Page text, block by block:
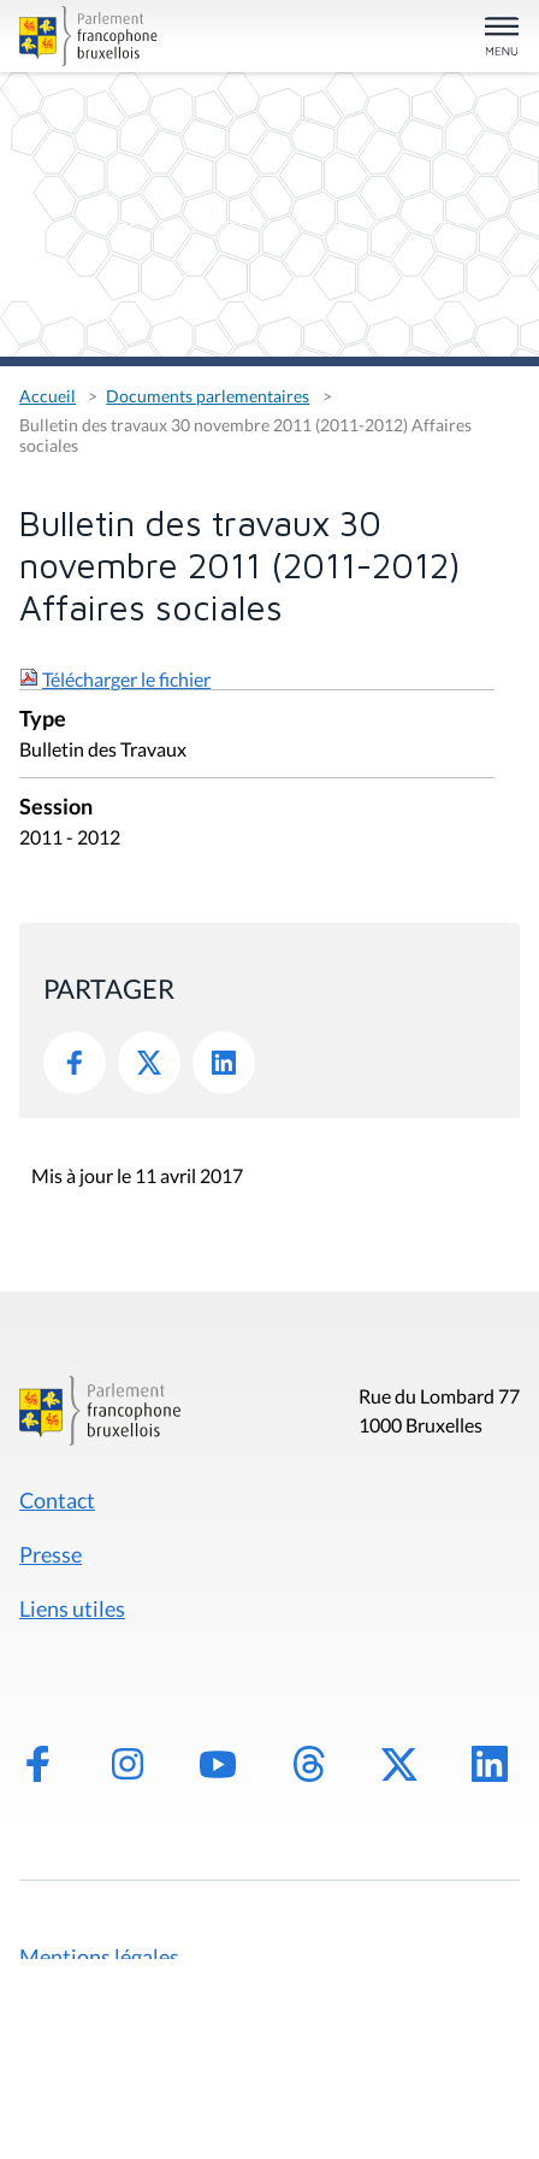
Accueil
Documents parlementaires
Bulletin des travaux 30 novembre 2011 (2011-2012) Affaires
sociales
Bulletin des travaux 30
novembre 2011 (2011-2012)
Affaires sociales
Télécharger le fichier
Type
Bulletin des Travaux
Session
2011 - 2012
PARTAGER
Mis à jour le 11 avril 2017
Rue du Lombard 77
1000 Bruxelles
Contact
Presse
Liens utiles
Mentions légales